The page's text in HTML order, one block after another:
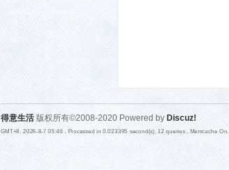
得意生活 版权所有©2008-2020 Powered by Discuz!
GMT+8, 2026-8-7 05:46 , Processed in 0.023395 second(s), 12 queries , Memcache On.